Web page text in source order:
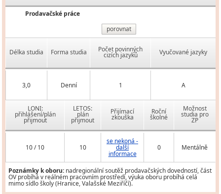
Prodavačské práce
porovnat
Délka studia Forma studia Počet povinných
cizích jazyků Vyučované jazyky
3,0 Denní 1 A
LONI:
přihlášení/plán
přijmout
LETOS:
plán
přijmout
Přijímací
zkouška
Roční
školné
Možnost
studia pro
ZP
10 / 10 10
se nekoná -
další
informace
0 Mentálně
Poznámky k oboru: nadregionální soutěž prodavačských dovedností, část
OV probíhá v reálném pracovním prostředí, výuka oboru probíhá celá
mimo sídlo školy (Hranice, Valašské Meziříčí).